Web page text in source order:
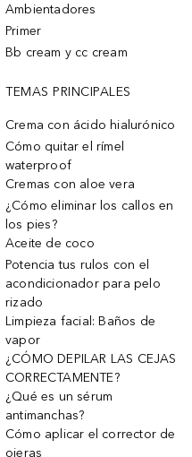
Ambientadores
Primer
Bb cream y cc cream
TEMAS PRINCIPALES
Crema con ácido hialurónico
Cómo quitar el rímel
waterproof
Cremas con aloe vera
¿Cómo eliminar los callos en
los pies?
Aceite de coco
Potencia tus rulos con el
acondicionador para pelo
rizado
Limpieza facial: Baños de
vapor
¿CÓMO DEPILAR LAS CEJAS
CORRECTAMENTE?
¿Qué es un sérum
antimanchas?
Cómo aplicar el corrector de
ojeras